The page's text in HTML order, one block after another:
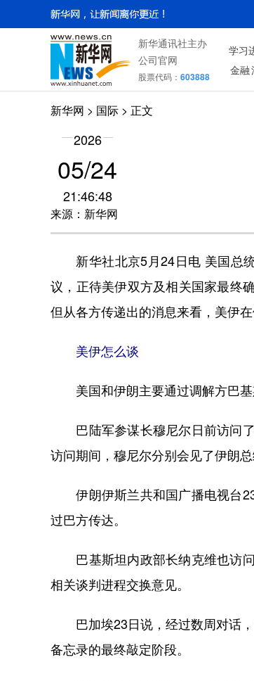
新华通讯社主办
公司官网
股票代码： 603888
学习
金融
新华网 > 国际 > 正文
2026
05/24
21:46:48
来源：新华网
新华社北京5月24日电 美国总统
议，正待美伊双方及相关国家最终
但从各方传递出的消息来看，美伊
美伊怎么谈
美国和伊朗主要通过调解方巴基
巴陆军参谋长穆尼尔日前访问了
访问期间，穆尼尔分别会见了伊朗
伊朗伊斯兰共和国广播电视台23
过巴方传达。
巴基斯坦内政部长纳克维也访问
相关谈判进程交换意见。
巴加埃23日说，经过数周对话，“
备忘录的最终敲定阶段。